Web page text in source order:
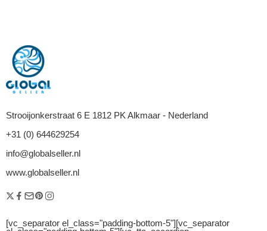
Strooijonkerstraat 6 E 1812 PK Alkmaar - Nederland
+31 (0) 644629254
info@globalseller.nl
www.globalseller.nl
[vc_separator el_class="padding-bottom-5"][vc_separator